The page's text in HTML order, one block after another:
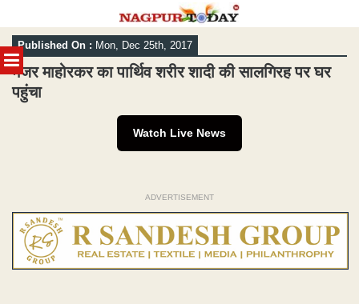
MENU
Skip
to
content
Published On : Mon, Dec 25th, 2017
मेजर माहोरकर का पार्थिव शरीर शादी की सालगिरह पर घर
पहुंचा
Watch Live News
ADVERTISEMENT